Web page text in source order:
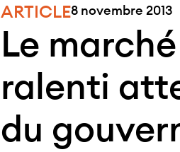
ARTICLE8 novembre 2013
Le
ralenti
du